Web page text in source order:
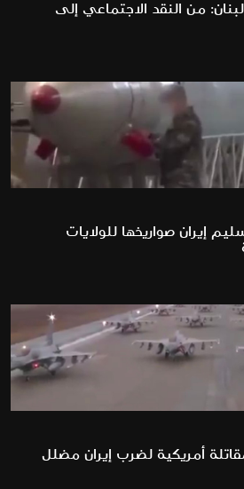
من النقد الاجتماعي إلى
إيران صواريخها للولايات
أمريكية لضرب إيران مضلل